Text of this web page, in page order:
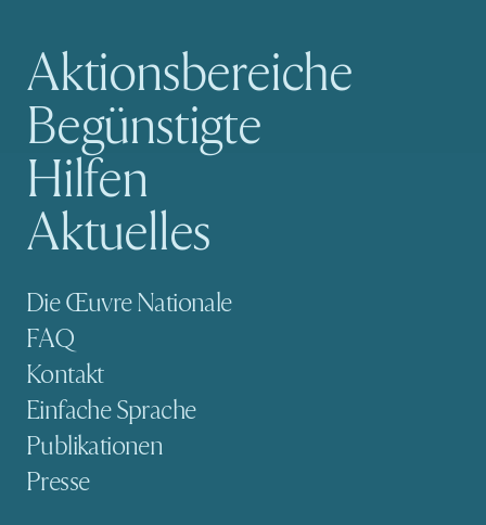
Hauptnavigation
Aktionsbereiche
Begünstigte
Hilfen
Aktuelles
Sekundäre Navigation
Die Œuvre Nationale
FAQ
Kontakt
Einfache Sprache
Publikationen
Presse